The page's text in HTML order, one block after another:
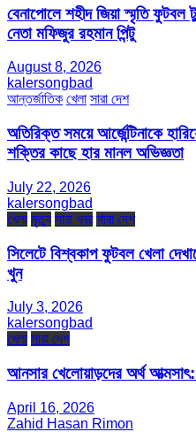
বেনাপোলে শহীদ জিয়া স্মৃতি ফুটবল
নেতা মফিজুর রহমান পিন্টু
August 8, 2026
kalersongbad
আন্তর্জাতিক খেলা সারা দেশ
অতিরিক্ত সময়ে আর্জেন্টিনাকে
শক্তির কাছে হার মানল অভিজ্ঞতা
July 22, 2026
kalersongbad
খেলা মৃত্যু সারা খবর সারা দেশ
সিলেটে বিশ্বকাপ ফুটবল খেলা
খুন
July 3, 2026
kalersongbad
খেলা সারা দেশ
আনসার খেলোয়াড়দের অর্থ
April 16, 2026
Zahid Hasan Rimon